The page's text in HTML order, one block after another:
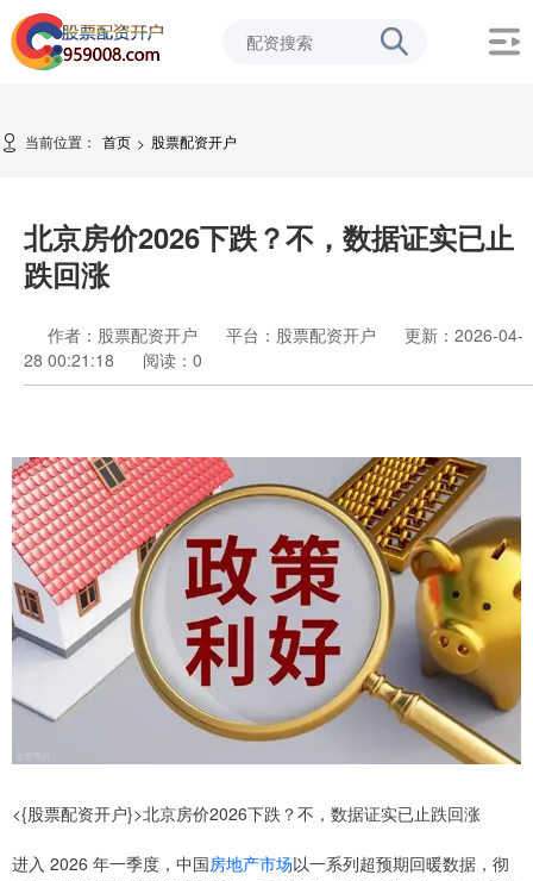
当前位置： 首页 > 股票配资开户
北京房价2026下跌？不，数据证实已止
跌回涨
作者：股票配资开户 平台：股票配资开户
更新：2026-04-
28 00:21:18
阅读： 0
<{股票配资开户}>北京房价2026下跌？不，数据证实已止跌回涨
进入 2026 年一季度，中国房地产市场以一系列超预期回暖数据，彻